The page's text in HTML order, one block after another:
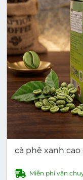
cà phê xanh
Miễn phí vận